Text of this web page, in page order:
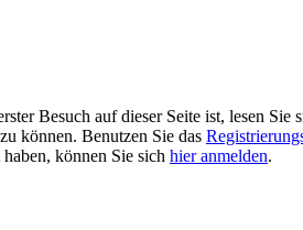
Besuch auf dieser Seite ist, lesen Sie
können. Benutzen Sie das
können Sie sich hier anmelden.